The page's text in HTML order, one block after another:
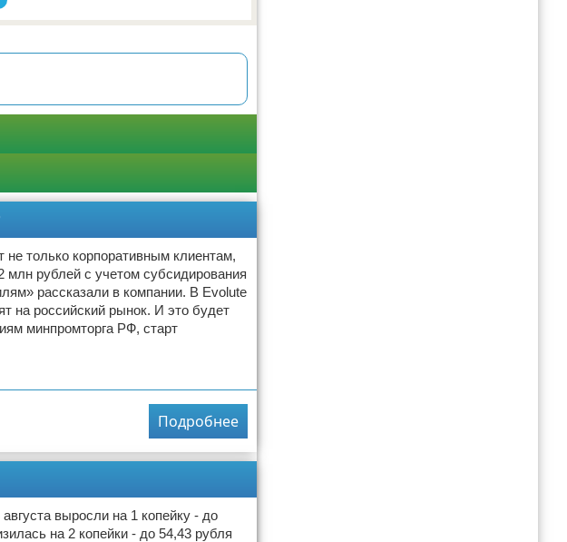
только корпоративным клиентам,
рублей с учетом субсидирования
рассказали в компании. В Evolute
на российский рынок. И это будет
минпромторга РФ, старт
Подробнее
выросли на 1 копейку - до
на 2 копейки - до 54,43 рубля